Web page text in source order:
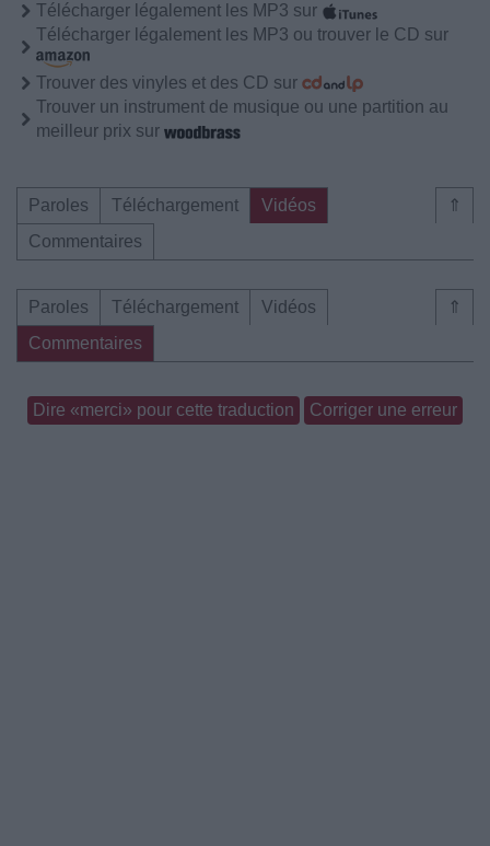
Télécharger légalement les MP3 sur
Télécharger légalement les MP3 ou trouver le CD sur
Trouver des vinyles et des CD sur
Trouver un instrument de musique ou une partition au
meilleur prix sur
⇑
Paroles Téléchargement
Vidéos
Commentaires
⇑
Paroles Téléchargement
Vidéos
Commentaires
Dire «merci» pour cette traduction Corriger une erreur